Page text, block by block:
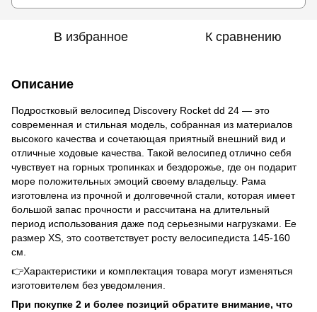
В избранное К сравнению
Описание
Подростковый велосипед Discovery Rocket dd 24 — это
современная и стильная модель, собранная из материалов
высокого качества и сочетающая приятный внешний вид и
отличные ходовые качества. Такой велосипед отлично себя
чувствует на горных тропинках и бездорожье, где он подарит
море положительных эмоций своему владельцу. Рама
изготовлена из прочной и долговечной стали, которая имеет
большой запас прочности и рассчитана на длительный
период использования даже под серьезными нагрузками. Ее
размер XS, это соответствует росту велосипедиста 145-160
см.
👉Характеристики и комплектация товара могут изменяться
изготовителем без уведомления.
При покупке 2 и более позиций обратите внимание, что